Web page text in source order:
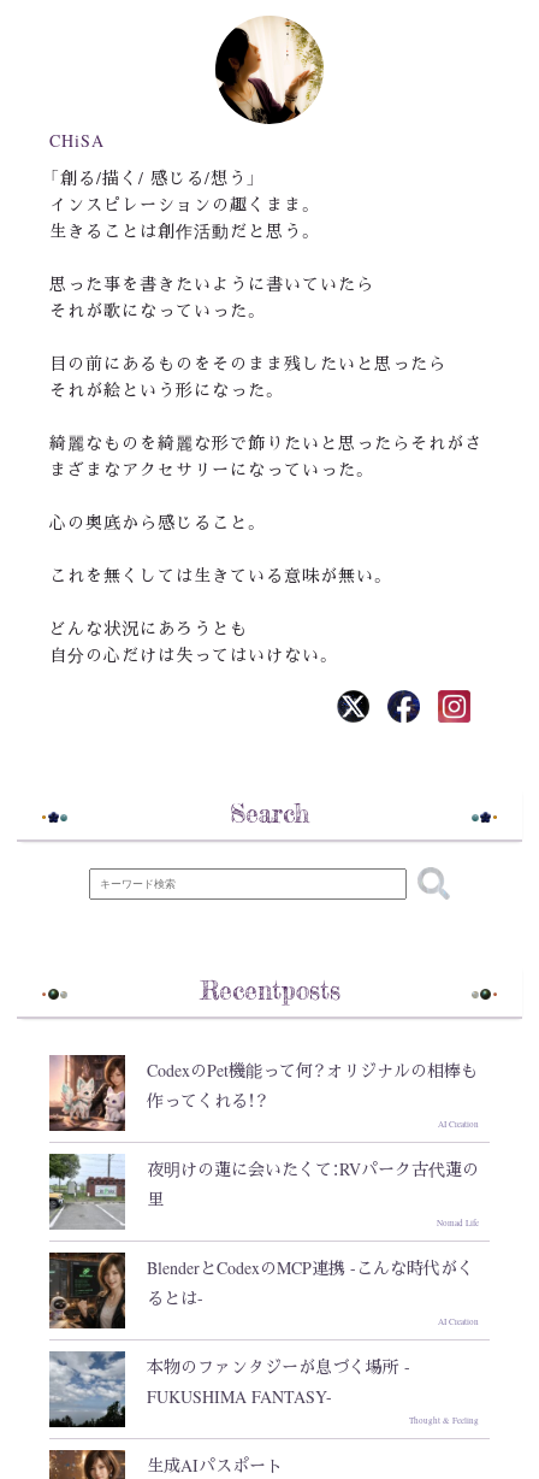
CHiSA
「創る/描く/ 感じる/想う」
インスピレーションの趣くまま。
生きることは創作活動だと思う。
思った事を書きたいように書いていたら
それが歌になっていった。
目の前にあるものをそのまま残したいと思ったら
それが絵という形になった。
綺麗なものを綺麗な形で飾りたいと思ったらそれがさ
まざまなアクセサリーになっていった。
心の奥底から感じること。
これを無くしては生きている意味が無い。
どんな状況にあろうとも
自分の心だけは失ってはいけない。
Search
Recentposts
CodexのPet機能って何？オリジナルの相棒も
作ってくれる！？
AI Creation
夜明けの蓮に会いたくて：RVパーク古代蓮の
里
Nomad Life
BlenderとCodexのMCP連携 -こんな時代がく
るとは-
AI Creation
本物のファンタジーが息づく場所 -
FUKUSHIMA FANTASY-
Thought & Feeling
生成AIパスポート